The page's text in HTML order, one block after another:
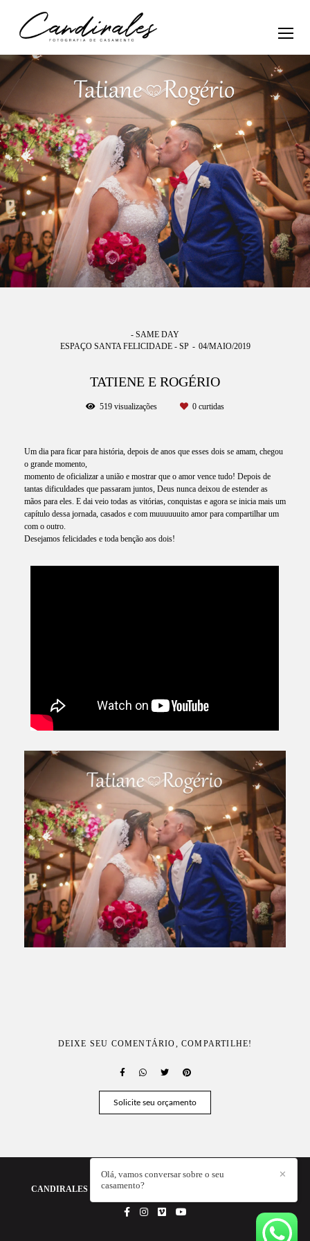
- SAME DAY
ESPAÇO SANTA FELICIDADE - SP
04/MAIO/2019
TATIENE E ROGÉRIO
519 visualizações 0 curtidas
Um dia para ficar para história, depois de anos que esses dois se amam, chegou
o grande momento,
momento de oficializar a união e mostrar que o amor vence tudo! Depois de
tantas dificuldades que passaram juntos, Deus nunca deixou de estender as
mãos para eles. E dai veio todas as vitórias, conquistas e agora se inicia mais um
capítulo dessa jornada, casados e com muuuuuuito amor para compartilhar um
com o outro.
Desejamos felicidades e toda benção aos dois!
DEIXE SEU COMENTÁRIO, COMPARTILHE!
Solicite seu orçamento
CANDIRALES - A FOTOGRAFIA DA SUA HISTÓRIA
✕
Olá, vamos conversar sobre o seu
casamento?